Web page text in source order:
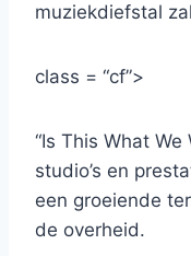
muziekdiefstal
class = “cf”>
“Is This What
studio’s en
een groeiende
de overheid.